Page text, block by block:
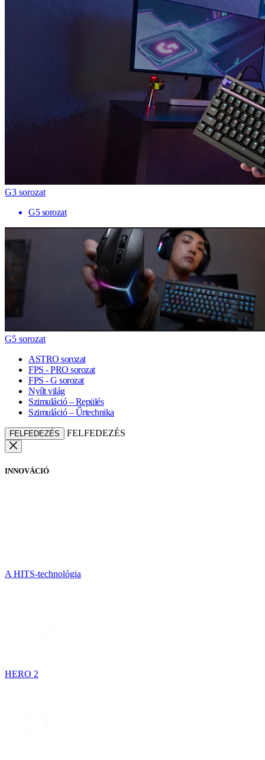
G3 sorozat
G5 sorozat
G5 sorozat
ASTRO sorozat
FPS - PRO sorozat
FPS - G sorozat
Nyílt világ
Szimuláció – Repülés
Szimuláció – Űrtechnika
FELFEDEZÉS FELFEDEZÉS
INNOVÁCIÓ
A HITS-technológia
HERO 2